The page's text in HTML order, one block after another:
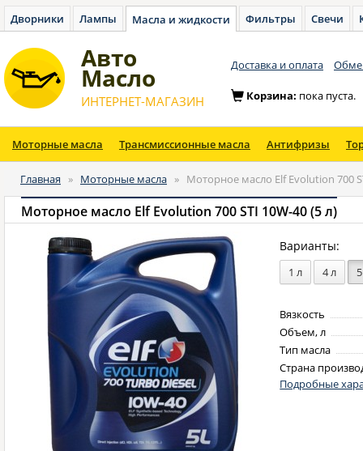
Дворники Лампы Масла и жидкости Фильтры Свечи
Авто
Масло
ИНТЕРНЕТ-МАГАЗИН
Доставка и оплата
Корзина: пока пуста.
Моторные масла Трансмиссионные масла Антифризы
Главная » Моторные масла » Моторное масло Elf Evolution 700
Моторное масло Elf Evolution 700 STI 10W-40 (5 л)
Варианты:
1 л 4 л
Вязкость
Объем, л
Тип масла
Страна
Подробные